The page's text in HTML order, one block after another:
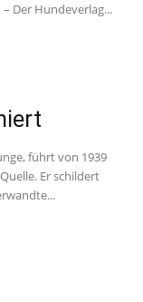
Der Hundeverlag...
führt von 1939
Er schildert